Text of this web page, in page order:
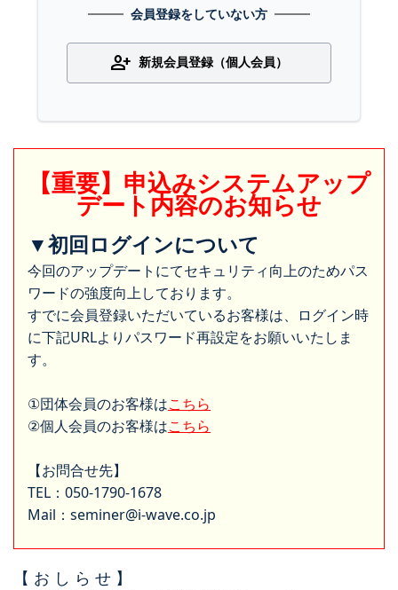
会員登録をしていない方
person_add 新規会員登録（個人会員）
【重要】申込みシステムアップ
デート内容のお知らせ
▼初回ログインについて
今回のアップデートにてセキュリティ向上のためパス
ワードの強度向上しております。
すでに会員登録いただいているお客様は、ログイン時
に下記URLよりパスワード再設定をお願いいたしま
す。
①団体会員のお客様はこちら
②個人会員のお客様はこちら
【お問合せ先】
TEL：050-1790-1678
Mail：seminer@i-wave.co.jp
【 お し ら せ 】